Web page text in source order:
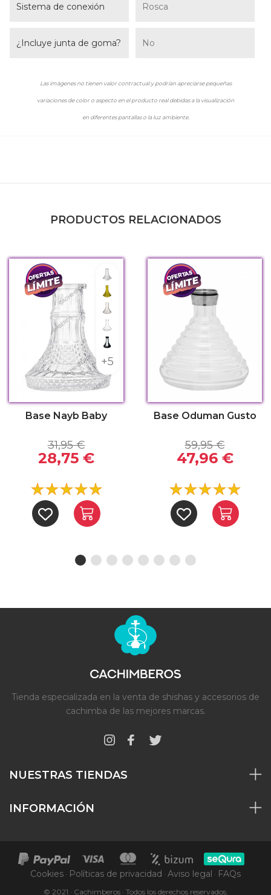
Sistema de conexión Rosca
¿Incluye junta de goma? No
Las imágenes no tienen valor contractual y podrían apreciarse pequeñas
variaciones de color o aspecto en el producto real debidas a la visualización
en diferentes pantallas o la luz ambiente.
PRODUCTOS RELACIONADOS
Indian
Lowpoly Amarillo
Lowpoly Clear
Mini Clear
Mini Frozen Black
+5
Base Nayb Baby
31,95 €
28,75 €
Base Oduman Gusto
59,95 €
47,96 €
Tienda especializada en la venta de shishas y accesorios de
cachimba de las mejores marcas.
NUESTRAS TIENDAS
INFORMACIÓN
Cookies · Políticas de privacidad · Aviso legal · FAQs
© 2021 · Cachimberos · Todos los derechos reservados.